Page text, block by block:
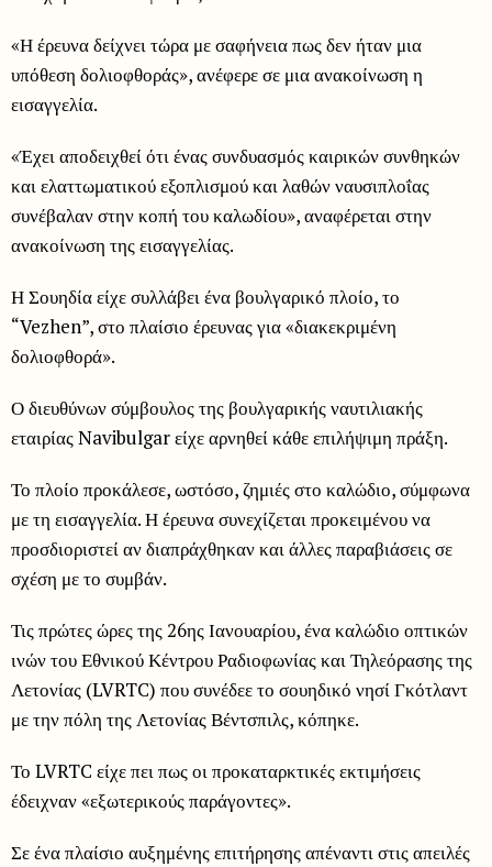
«Η έρευνα δείχνει τώρα με σαφήνεια πως δεν ήταν μια
υπόθεση δολιοφθοράς», ανέφερε σε μια ανακοίνωση η
εισαγγελία.
«Έχει αποδειχθεί ότι ένας συνδυασμός καιρικών συνθηκών
και ελαττωματικού εξοπλισμού και λαθών ναυσιπλοΐας
συνέβαλαν στην κοπή του καλωδίου», αναφέρεται στην
ανακοίνωση της εισαγγελίας.
Η Σουηδία είχε συλλάβει ένα βουλγαρικό πλοίο, το
“Vezhen”, στο πλαίσιο έρευνας για «διακεκριμένη
δολιοφθορά».
Ο διευθύνων σύμβουλος της βουλγαρικής ναυτιλιακής
εταιρίας Navibulgar είχε αρνηθεί κάθε επιλήψιμη πράξη.
Το πλοίο προκάλεσε, ωστόσο, ζημιές στο καλώδιο, σύμφωνα
με τη εισαγγελία. Η έρευνα συνεχίζεται προκειμένου να
προσδιοριστεί αν διαπράχθηκαν και άλλες παραβιάσεις σε
σχέση με το συμβάν.
Τις πρώτες ώρες της 26ης Ιανουαρίου, ένα καλώδιο οπτικών
ινών του Εθνικού Κέντρου Ραδιοφωνίας και Τηλεόρασης της
Λετονίας (LVRTC) που συνέδεε το σουηδικό νησί Γκότλαντ
με την πόλη της Λετονίας Βέντσπιλς, κόπηκε.
Το LVRTC είχε πει πως οι προκαταρκτικές εκτιμήσεις
έδειχναν «εξωτερικούς παράγοντες».
Σε ένα πλαίσιο αυξημένης επιτήρησης απέναντι στις απειλές